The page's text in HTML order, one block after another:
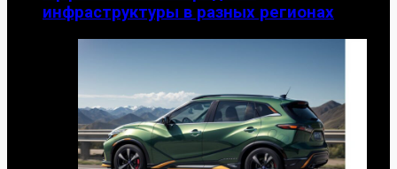
инфраструктуры в разных регионах